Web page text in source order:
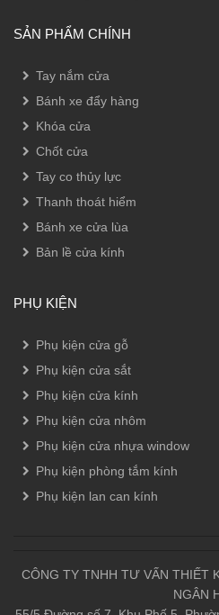
SẢN PHẨM CHÍNH
Tay nắm cửa
Bánh xe đẩy hàng
Khóa cửa
Chốt cửa
Tay co thủy lực
Thanh thoát hiểm
Bánh xe cửa lùa
Bản lề cửa kính
PHỤ KIỆN
Phụ kiện cửa gỗ
Phụ kiện cửa sắt
Phụ kiện cửa kính
Phụ kiện cửa nhôm
Phụ kiện cửa nhựa window
Phụ kiện phòng tắm kính
Phụ kiện lan can kính
CÔNG TY TNHH TƯ VẤN THIẾT
NGÂN